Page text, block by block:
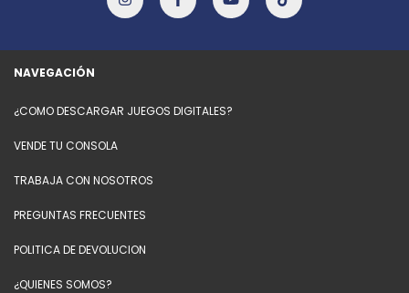
NAVEGACIÓN
¿COMO DESCARGAR JUEGOS DIGITALES?
VENDE TU CONSOLA
TRABAJA CON NOSOTROS
PREGUNTAS FRECUENTES
POLITICA DE DEVOLUCION
¿QUIENES SOMOS?